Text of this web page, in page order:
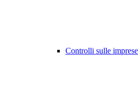
Controlli sulle imprese